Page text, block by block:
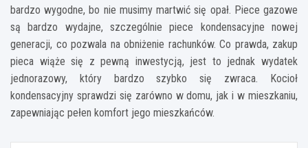
bardzo wygodne, bo nie musimy martwić się opał. Piece gazowe
są bardzo wydajne, szczególnie piece kondensacyjne nowej
generacji, co pozwala na obniżenie rachunków. Co prawda, zakup
pieca wiąże się z pewną inwestycją, jest to jednak wydatek
jednorazowy, który bardzo szybko się zwraca. Kocioł
kondensacyjny sprawdzi się zarówno w domu, jak i w mieszkaniu,
zapewniając pełen komfort jego mieszkańców.